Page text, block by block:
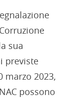
sua
previste
marzo 2023,
possono